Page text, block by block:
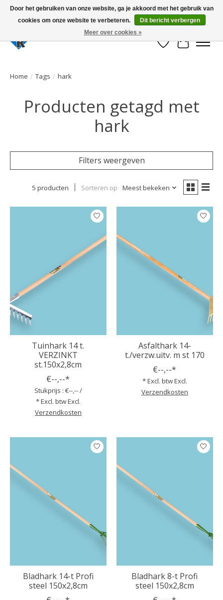
Large selection of products and fast shipping!
Verlanglijst
Home / Tags / hark
Producten getagd met
hark
Filters weergeven
5 producten Sorteren op Meest bekeken
Tuinhark 14 t.
VERZINKT
st.150x2,8cm
€--,--*
Stukprijs : €--,-- /
* Excl. btw Excl.
Verzendkosten
Asfalthark 14-
t./verzw.uitv. m st 170
€--,--*
* Excl. btw Excl.
Verzendkosten
Bladhark 14-t Profi
steel 150x2,8cm
Bladhark 8-t Profi
steel 150x2,8cm
Door het gebruiken van onze website, ga je akkoord met het gebruik van
cookies om onze website te verbeteren.
Dit bericht verbergen
Meer over cookies »